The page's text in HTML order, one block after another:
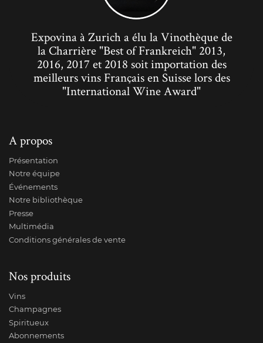
Expovina à Zurich a élu la Vinothèque de
la Charrière "Best of Frankreich" 2013,
2016, 2017 et 2018 soit importation des
meilleurs vins Français en Suisse lors des
"International Wine Award"
A propos
Présentation
Notre équipe
Événements
Notre bibliothèque
Presse
Multimédia
Conditions générales de vente
Nos produits
Vins
Champagnes
Spiritueux
Abonnements